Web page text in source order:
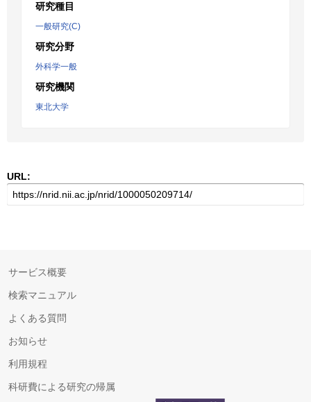
研究種目
一般研究(C)
研究分野
外科学一般
研究機関
東北大学
URL:
サービス概要
検索マニュアル
よくある質問
お知らせ
利用規程
科研費による研究の帰属